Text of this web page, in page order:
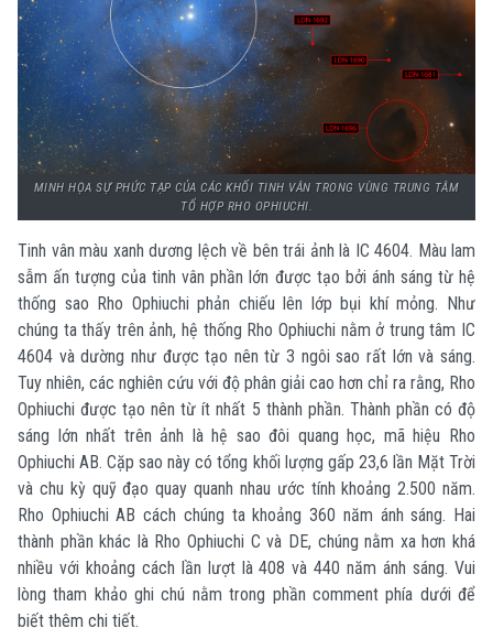
MINH HỌA SỰ PHỨC TẠP CỦA CÁC KHỐI TINH VÂN TRONG VÙNG TRUNG TÂM
TỔ HỢP RHO OPHIUCHI.
Tinh vân màu xanh dương lệch về bên trái ảnh là IC 4604. Màu lam
sẫm ấn tượng của tinh vân phần lớn được tạo bởi ánh sáng từ hệ
thống sao Rho Ophiuchi phản chiếu lên lớp bụi khí mỏng. Như
chúng ta thấy trên ảnh, hệ thống Rho Ophiuchi nằm ở trung tâm IC
4604 và dường như được tạo nên từ 3 ngôi sao rất lớn và sáng.
Tuy nhiên, các nghiên cứu với độ phân giải cao hơn chỉ ra rằng, Rho
Ophiuchi được tạo nên từ ít nhất 5 thành phần. Thành phần có độ
sáng lớn nhất trên ảnh là hệ sao đôi quang học, mã hiệu Rho
Ophiuchi AB. Cặp sao này có tổng khối lượng gấp 23,6 lần Mặt Trời
và chu kỳ quỹ đạo quay quanh nhau ước tính khoảng 2.500 năm.
Rho Ophiuchi AB cách chúng ta khoảng 360 năm ánh sáng. Hai
thành phần khác là Rho Ophiuchi C và DE, chúng nằm xa hơn khá
nhiều với khoảng cách lần lượt là 408 và 440 năm ánh sáng. Vui
lòng tham khảo ghi chú nằm trong phần comment phía dưới để
biết thêm chi tiết.